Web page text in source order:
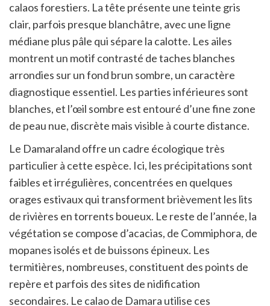
calaos forestiers. La tête présente une teinte gris
clair, parfois presque blanchâtre, avec une ligne
médiane plus pâle qui sépare la calotte. Les ailes
montrent un motif contrasté de taches blanches
arrondies sur un fond brun sombre, un caractère
diagnostique essentiel. Les parties inférieures sont
blanches, et l’œil sombre est entouré d’une fine zone
de peau nue, discrète mais visible à courte distance.
Le Damaraland offre un cadre écologique très
particulier à cette espèce. Ici, les précipitations sont
faibles et irrégulières, concentrées en quelques
orages estivaux qui transforment brièvement les lits
de rivières en torrents boueux. Le reste de l’année, la
végétation se compose d’acacias, de Commiphora, de
mopanes isolés et de buissons épineux. Les
termitières, nombreuses, constituent des points de
repère et parfois des sites de nidification
secondaires. Le calao de Damara utilise ces